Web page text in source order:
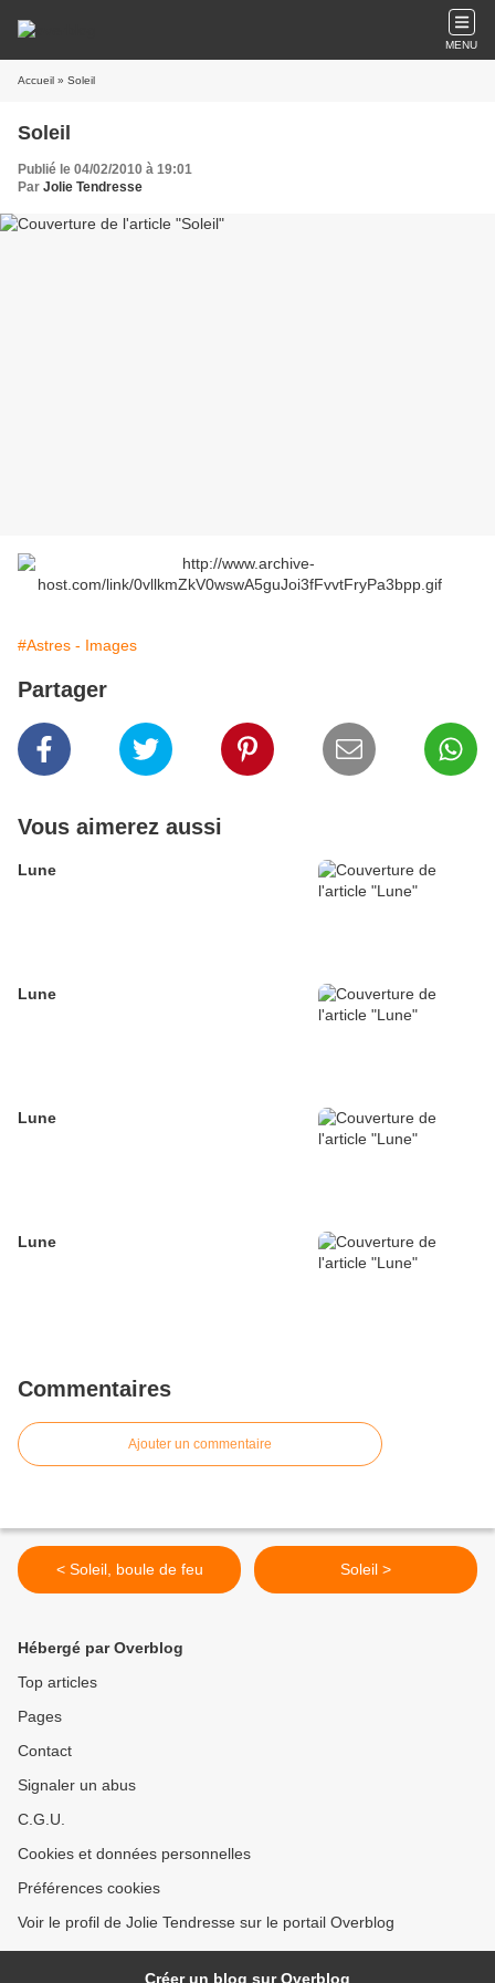
MENU
Accueil » Soleil
Soleil
Publié le 04/02/2010 à 19:01
Par Jolie Tendresse
#Astres - Images
Partager
Vous aimerez aussi
Lune
Lune
Lune
Lune
Commentaires
Ajouter un commentaire
< Soleil, boule de feu Soleil >
Hébergé par Overblog
Top articles
Pages
Contact
Signaler un abus
C.G.U.
Cookies et données personnelles
Préférences cookies
Voir le profil de Jolie Tendresse sur le portail Overblog
Créer un blog sur Overblog